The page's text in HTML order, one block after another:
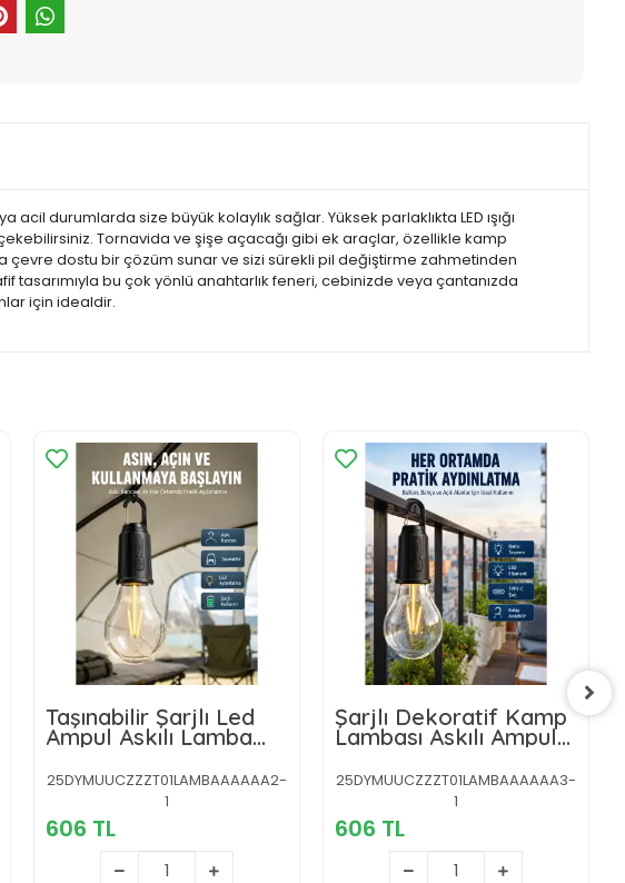
durumlarda size büyük kolaylık sağlar. Yüksek parlaklıkta LED ışığı
Tornavida ve şişe açacağı gibi ek araçlar, özellikle kamp
çevre dostu bir çözüm sunar ve sizi sürekli pil değiştirme zahmetinden
tasarımıyla bu çok yönlü anahtarlık feneri, cebinizde veya çantanızda
için idealdir.
Taşınabilir Şarjlı Led
Ampul Askılı Lamba
Kamp Bahçe Lambası
25DYMUUCZZZT01LAMBAAAAAA2-
1
606 TL
Şarjlı Dekoratif Kamp
Lambası Askılı Ampul
Led Işık Type-C Girişli
25DYMUUCZZZT01LAMBAAAAAA3-
1
606 TL